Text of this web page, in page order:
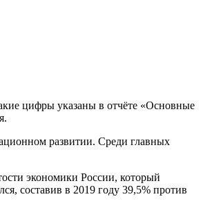
цифры указаны в отчёте «Основные
развитии. Среди главных
экономики России, который
составив в 2019 году 39,5% против